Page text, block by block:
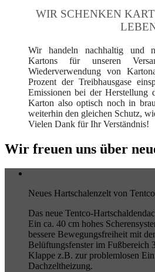
WIR SCHENKEN
Wir handeln nachhaltig und
Kartons für unseren
Wiederverwendung von
Prozent der Treibhausgase
Emissionen bei der Herstellung
Karton also optisch noch in
weiterhin den gleichen Schutz,
Vielen Dank für Ihr Verständnis!
Wir freuen uns über
Neues Hartschalenzelt von
Das neue Tentco-
Ein ca. 40 cm hohes
bessere Bewegungsfreiheit mit
Belüftungsfenster im Fußbereich
Klappe z.B. zur problemlosen
Dachzeltheizung.